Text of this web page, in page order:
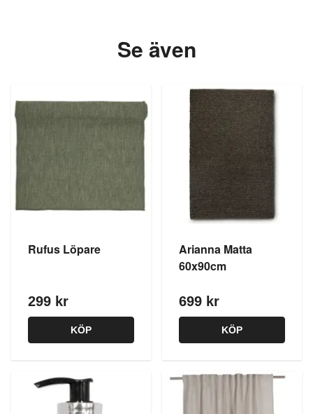
Se även
Rufus Löpare
299 kr
KÖP
Arianna Matta
60x90cm
699 kr
KÖP